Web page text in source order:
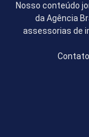
Nosso conteúdo
da Agência
assessorias de